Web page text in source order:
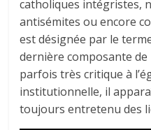
catholiques intégristes,
antisémites ou encore
est désignée par le
dernière composante
parfois très critique à
institutionnelle, il
toujours entretenu des